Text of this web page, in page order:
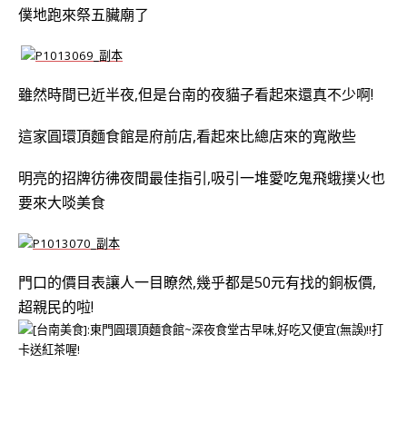
僕地跑來祭五臟廟了
雖然時間已近半夜,但是台南的夜貓子看起來還真不少啊!
這家圓環頂麵食館是府前店,看起來比總店來的寬敞些
明亮的招牌彷彿夜間最佳指引,吸引一堆愛吃鬼飛蛾撲火也
要來大啖美食
門口的價目表讓人一目瞭然,幾乎都是50元有找的銅板價,
超親民的啦!